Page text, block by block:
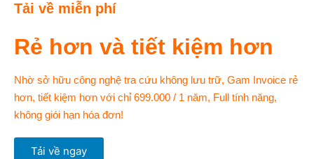
Tải về miễn phí
Rẻ hơn và tiết kiệm hơn
Nhờ sở hữu công nghệ tra cứu không lưu trữ, Gam Invoice rẻ
hơn, tiết kiệm hơn với chỉ 699.000 / 1 năm, Full tính năng,
không giói hạn hóa đơn!
Tải về ngay